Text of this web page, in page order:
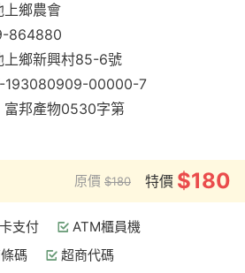
上鄉農會
864880
上鄉新興村85-6號
193080909-00000-7
富邦產物0530字第
原價 $180 特價 $180
支付
ATM櫃員機
碼 超商代碼